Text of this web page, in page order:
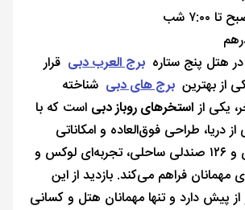
هتل پنج ستاره برج العرب دبی قرار
از بهترین برج های دبی شناخته
یکی ازاستخرهای روباز دبی است که با
دریا، طراحی فوق‌العاده و امکاناتی
همچون ۴ جکوزی و ۱۲۶ صندلی ساحلی، تجربه‌ای لوکس و
فراهم می‌کند. بازدید از این
از پیش دارد و تنها مهمانان هتل و کسانی